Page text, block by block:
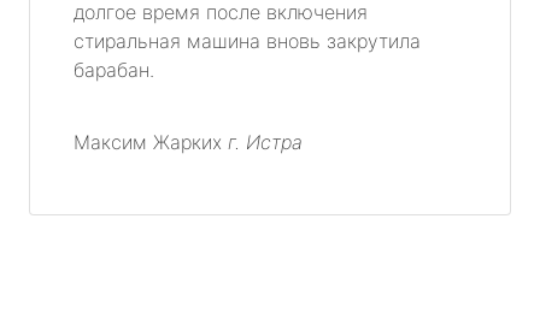
долгое время после включения
стиральная машина вновь закрутила
барабан.
Максим Жарких г. Истра